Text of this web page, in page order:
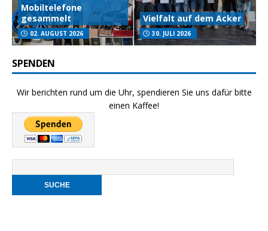
Mobiltelefone
gesammelt
02. AUGUST 2026
Vielfalt auf dem Acker
30. JULI 2026
SPENDEN
Wir berichten rund um die Uhr, spendieren Sie uns dafür bitte
einen Kaffee!